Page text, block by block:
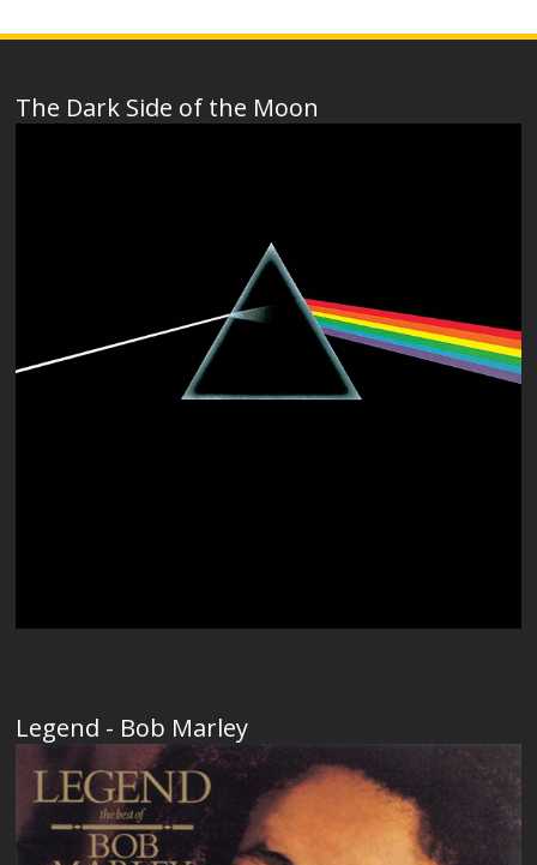
The Dark Side of the Moon
Legend - Bob Marley